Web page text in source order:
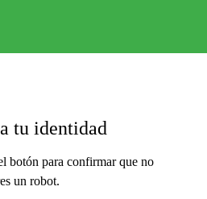
tu identidad
botón para confirmar que no
un robot.